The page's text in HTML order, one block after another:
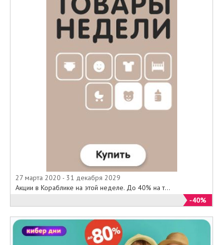
27 марта 2020 - 31 декабря 2029
Акции в Кораблике на этой неделе. До 40% на т...
-40%